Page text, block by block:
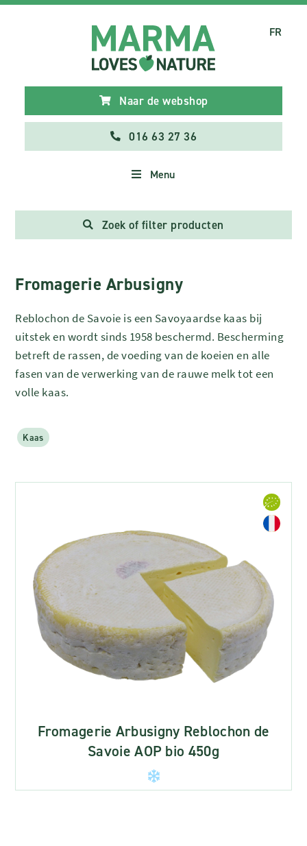
Naar de webshop
016 63 27 36
Menu
FR
Zoek of filter producten
Fromagerie Arbusigny
Reblochon de Savoie is een Savoyaardse kaas bij
uitstek en wordt sinds 1958 beschermd. Bescherming
betreft de rassen, de voeding van de koeien en alle
fasen van de verwerking van de rauwe melk tot een
volle kaas.
Kaas
Fromagerie Arbusigny Reblochon de
Savoie AOP bio 450g